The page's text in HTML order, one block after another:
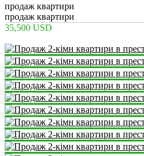
продаж квартири
продаж квартири
35,500 USD